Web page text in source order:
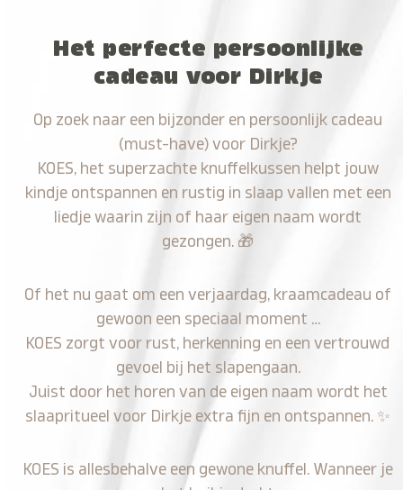
Het perfecte persoonlijke
cadeau voor Dirkje
Op zoek naar een bijzonder en persoonlijk cadeau
(must-have) voor Dirkje?
KOES, het superzachte knuffelkussen helpt jouw
kindje ontspannen en rustig in slaap vallen met een
liedje waarin zijn of haar eigen naam wordt
gezongen. 🎁
Of het nu gaat om een verjaardag, kraamcadeau of
gewoon een speciaal moment …
KOES zorgt voor rust, herkenning en een vertrouwd
gevoel bij het slapengaan.
Juist door het horen van de eigen naam wordt het
slaapritueel voor Dirkje extra fijn en ontspannen. ✨
KOES is allesbehalve een gewone knuffel. Wanneer je